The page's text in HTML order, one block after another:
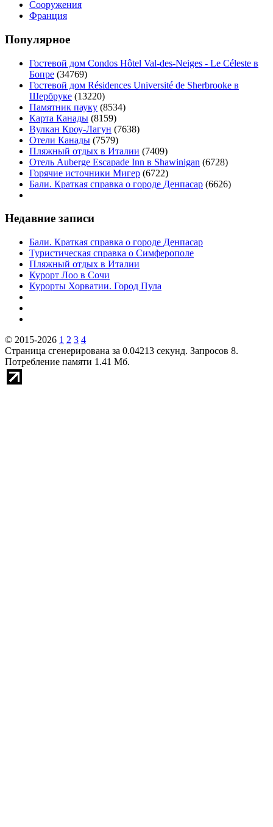
Сооружения
Франция
Популярное
Гостевой дом Condos Hôtel Val-des-Neiges - Le Céleste в
Бопре (34769)
Гостевой дом Résidences Université de Sherbrooke в
Шербруке (13220)
Памятник пауку (8534)
Карта Канады (8159)
Вулкан Кроу-Лагун (7638)
Отели Канады (7579)
Пляжный отдых в Италии (7409)
Отель Auberge Escapade Inn в Shawinigan (6728)
Горячие источники Мигер (6722)
Бали. Краткая справка о городе Денпасар (6626)
Недавние записи
Бали. Краткая справка о городе Денпасар
Туристическая справка о Симферополе
Пляжный отдых в Италии
Курорт Лоо в Сочи
Курорты Хорватии. Город Пула
© 2015-2026 1 2 3 4
Страница сгенерирована за 0.04213 секунд. Запросов 8.
Потребление памяти 1.41 Мб.